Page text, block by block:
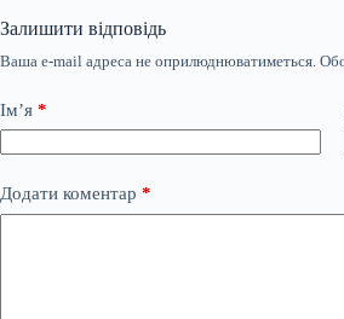
Залишити відповідь
Ваша e-mail адреса не оприлюднюватиметься.
Ім’я *
Додати коментар *